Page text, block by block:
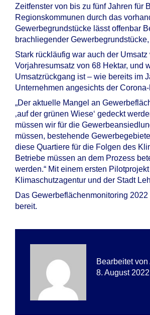
Zeitfenster von bis zu fünf Jahren für
Regionskommunen durch das
Gewerbegrundstücke lässt offenbar
brachliegender
Stark rückläufig war auch der
Vorjahresumsatz von 68 Hektar, und
Umsatzrückgang ist – wie bereits im
Unternehmen angesichts der
„Der aktuelle Mangel an
‚auf der grünen Wiese‘ gedeckt
müssen wir für die
müssen, bestehende
diese Quartiere für die Folgen des
Betriebe müssen an dem Prozess
werden.“ Mit einem ersten
Klimaschutzagentur und der Stadt
Das Gewerbeflächenmonitoring 2022
bereit.
Bearbeitet von
8. August 2022